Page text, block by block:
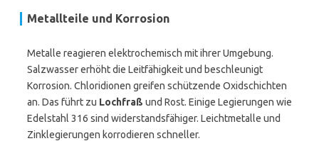
Metallteile und Korrosion
Metalle reagieren elektrochemisch mit ihrer Umgebung.
Salzwasser erhöht die Leitfähigkeit und beschleunigt
Korrosion. Chloridionen greifen schützende Oxidschichten
an. Das führt zu Lochfraß und Rost. Einige Legierungen wie
Edelstahl 316 sind widerstandsfähiger. Leichtmetalle und
Zinklegierungen korrodieren schneller.